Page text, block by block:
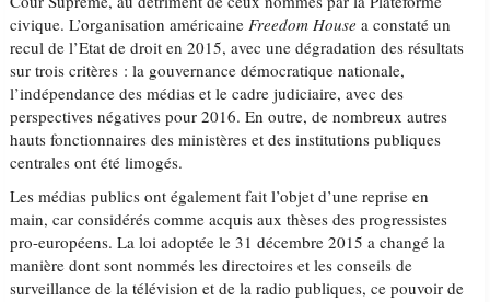
civique. L’organisation américaineFreedom Housea constaté un
recul de l’Etat de droit en 2015, avec une dégradation des résultats
sur trois critères : la gouvernance démocratique nationale,
l’indépendance des médias et le cadre judiciaire, avec des
perspectives négatives pour 2016. En outre, de nombreux autres
hauts fonctionnaires des ministères et des institutions publiques
centrales ont été limogés.
Les médias publics ont également fait l’objet d’une reprise en
main, car considérés comme acquis aux thèses des progressistes
pro-européens. La loi adoptée le 31 décembre 2015 a changé la
manière dont sont nommés les directoires et les conseils de
surveillance de la télévision et de la radio publiques, ce pouvoir de